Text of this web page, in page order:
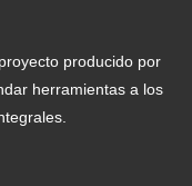
producido por
herramientas a los